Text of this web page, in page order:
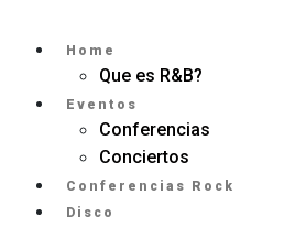
Home
Que es R&B?
Eventos
Conferencias
Conciertos
Conferencias Rock
Disco